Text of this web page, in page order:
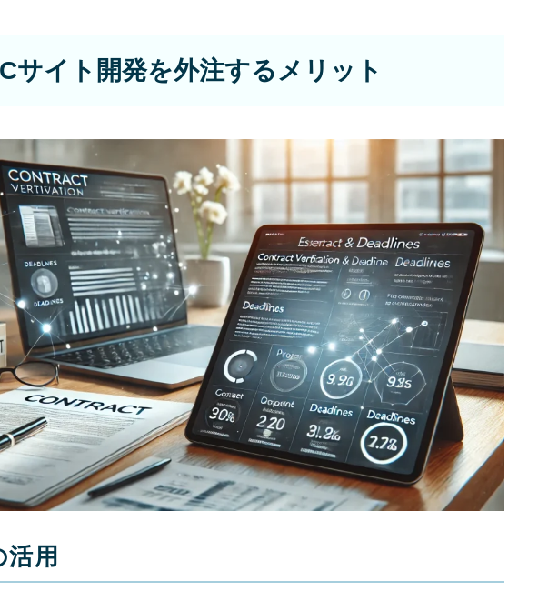
制作実績
CONTACT
お問い合わせ
RECRUIT
採用・応募
BLOG
AOのブログ
サイト開発を外注するメリット
用